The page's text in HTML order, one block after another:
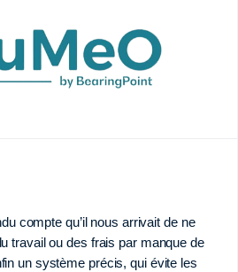
compte qu’il nous arrivait de ne
travail ou des frais par manque de
un système précis, qui évite les